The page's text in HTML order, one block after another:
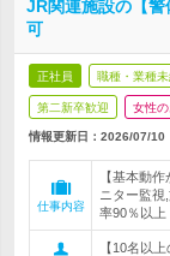
JR関連施設の【
可
正社員 職種・業種
第二新卒歓迎 女性
情報更新日：2026/07/10
仕事内容
【基本動
ニター監
率90％以上
【10名以